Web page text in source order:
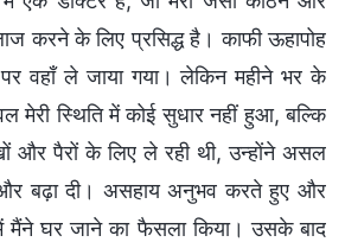
करने के लिए प्रसिद्ध है। काफी ऊहापोह
वहाँ ले जाया गया। लेकिन महीने भर के
मेरी स्थिति में कोई सुधार नहीं हुआ, बल्कि
और पैरों के लिए ले रही थी, उन्होंने असल
और बढ़ा दी। असहाय अनुभव करते हुए और
मैंने घर जाने का फैसला किया। उसके बाद